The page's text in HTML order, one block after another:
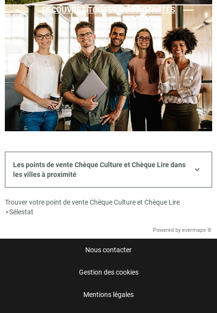
DÉCOUVREZ TOUTES NOS ACTIVITÉS
Les points de vente Chèque Culture et Chèque Lire dans
les villes à proximité
Trouver votre point de vente Chèque Culture et Chèque Lire
>Sélestat
Powered by evermaps ©
Nous contacter
Gestion des cookies
Mentions légales